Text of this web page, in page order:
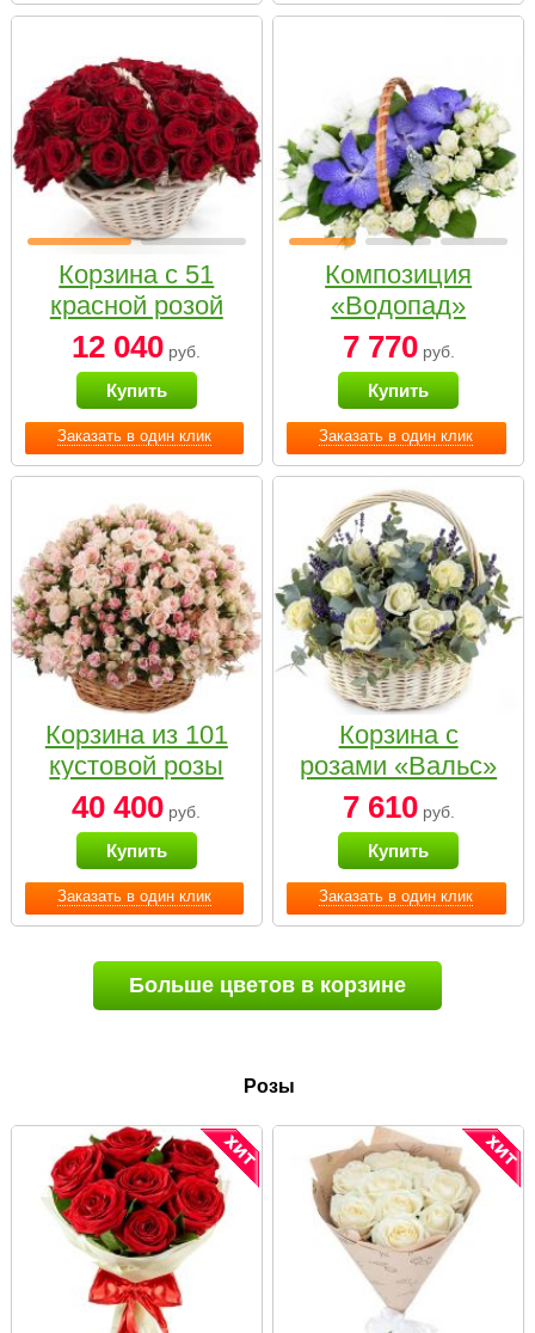
Заказать в один клик
Корзина с 51
красной розой
12 040 руб.
Купить
Заказать в один клик
Композиция
«Водопад»
7 770руб.
Купить
Заказать в один клик
Корзина из 101
кустовой розы
нежных тонов
40 400 руб.
Купить
Заказать в один клик
Корзина с
розами «Вальс»
7 610руб.
Купить
Больше цветов в корзине
Розы